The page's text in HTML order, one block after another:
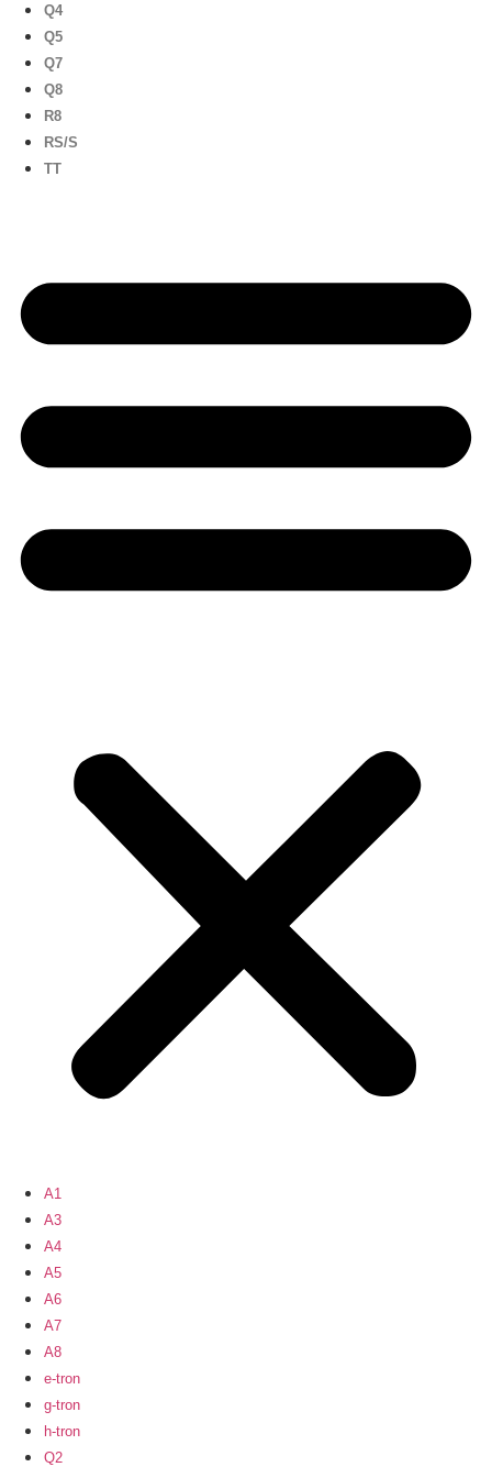
Q4
Q5
Q7
Q8
R8
RS/S
TT
A1
A3
A4
A5
A6
A7
A8
e-tron
g-tron
h-tron
Q2